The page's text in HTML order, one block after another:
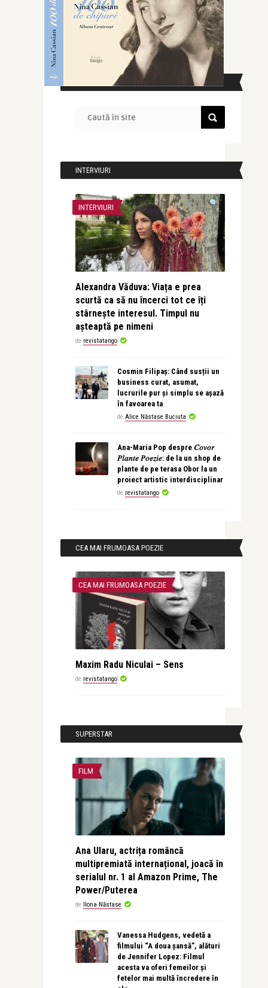
CAUTĂ ÎN SITE
INTERVIURI
INTERVIURI
Alexandra Văduva: Viața e prea
scurtă ca să nu încerci tot ce îți
stârnește interesul. Timpul nu
așteaptă pe nimeni
de revistatango
Cosmin Filipaș: Când susții un
business curat, asumat,
lucrurile pur și simplu se așază
în favoarea ta
de Alice Năstase Buciuta
Ana-Maria Pop despre 𝐶𝑜𝑣𝑜𝑟
𝑃𝑙𝑎𝑛𝑡𝑒 𝑃𝑜𝑒𝑧𝑖𝑒: de la un shop de
plante de pe terasa Obor la un
proiect artistic interdisciplinar
de revistatango
CEA MAI FRUMOASA POEZIE
CEA MAI FRUMOASA POEZIE
Maxim Radu Niculai – Sens
de revistatango
SUPERSTAR
FILM
Ana Ularu, actrița româncă
multipremiată internațional, joacă în
serialul nr. 1 al Amazon Prime, The
Power/Puterea
de Ilona Năstase
Vanessa Hudgens, vedetă a
filmului “A doua șansă”, alături
de Jennifer Lopez: Filmul
acesta va oferi femeilor și
fetelor mai multă încredere în